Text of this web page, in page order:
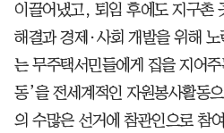
이끌어냈고, 퇴임 후에도 지구촌
해결과 경제·사회 개발을 위해
는 무주택서민들에게 집을 지어
동’을 전세계적인 자원봉사활동
의 수많은 선거에 참관인으로 참